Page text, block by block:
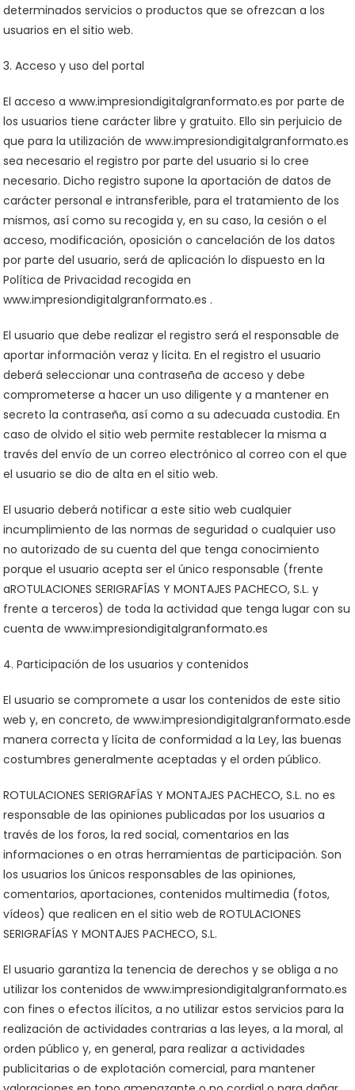
determinados servicios o productos que se ofrezcan a los
usuarios en el sitio web.
3. Acceso y uso del portal
El acceso a www.impresiondigitalgranformato.es por parte de
los usuarios tiene carácter libre y gratuito. Ello sin perjuicio de
que para la utilización de www.impresiondigitalgranformato.es
sea necesario el registro por parte del usuario si lo cree
necesario. Dicho registro supone la aportación de datos de
carácter personal e intransferible, para el tratamiento de los
mismos, así como su recogida y, en su caso, la cesión o el
acceso, modificación, oposición o cancelación de los datos
por parte del usuario, será de aplicación lo dispuesto en la
Política de Privacidad recogida en
www.impresiondigitalgranformato.es .
El usuario que debe realizar el registro será el responsable de
aportar información veraz y lícita. En el registro el usuario
deberá seleccionar una contraseña de acceso y debe
comprometerse a hacer un uso diligente y a mantener en
secreto la contraseña, así como a su adecuada custodia. En
caso de olvido el sitio web permite restablecer la misma a
través del envío de un correo electrónico al correo con el que
el usuario se dio de alta en el sitio web.
El usuario deberá notificar a este sitio web cualquier
incumplimiento de las normas de seguridad o cualquier uso
no autorizado de su cuenta del que tenga conocimiento
porque el usuario acepta ser el único responsable (frente
aROTULACIONES SERIGRAFÍAS Y MONTAJES PACHECO, S.L. y
frente a terceros) de toda la actividad que tenga lugar con su
cuenta de www.impresiondigitalgranformato.es
4. Participación de los usuarios y contenidos
El usuario se compromete a usar los contenidos de este sitio
web y, en concreto, de www.impresiondigitalgranformato.esde
manera correcta y lícita de conformidad a la Ley, las buenas
costumbres generalmente aceptadas y el orden público.
ROTULACIONES SERIGRAFÍAS Y MONTAJES PACHECO, S.L. no es
responsable de las opiniones publicadas por los usuarios a
través de los foros, la red social, comentarios en las
informaciones o en otras herramientas de participación. Son
los usuarios los únicos responsables de las opiniones,
comentarios, aportaciones, contenidos multimedia (fotos,
vídeos) que realicen en el sitio web de ROTULACIONES
SERIGRAFÍAS Y MONTAJES PACHECO, S.L.
El usuario garantiza la tenencia de derechos y se obliga a no
utilizar los contenidos de www.impresiondigitalgranformato.es
con fines o efectos ilícitos, a no utilizar estos servicios para la
realización de actividades contrarias a las leyes, a la moral, al
orden público y, en general, para realizar a actividades
publicitarias o de explotación comercial, para mantener